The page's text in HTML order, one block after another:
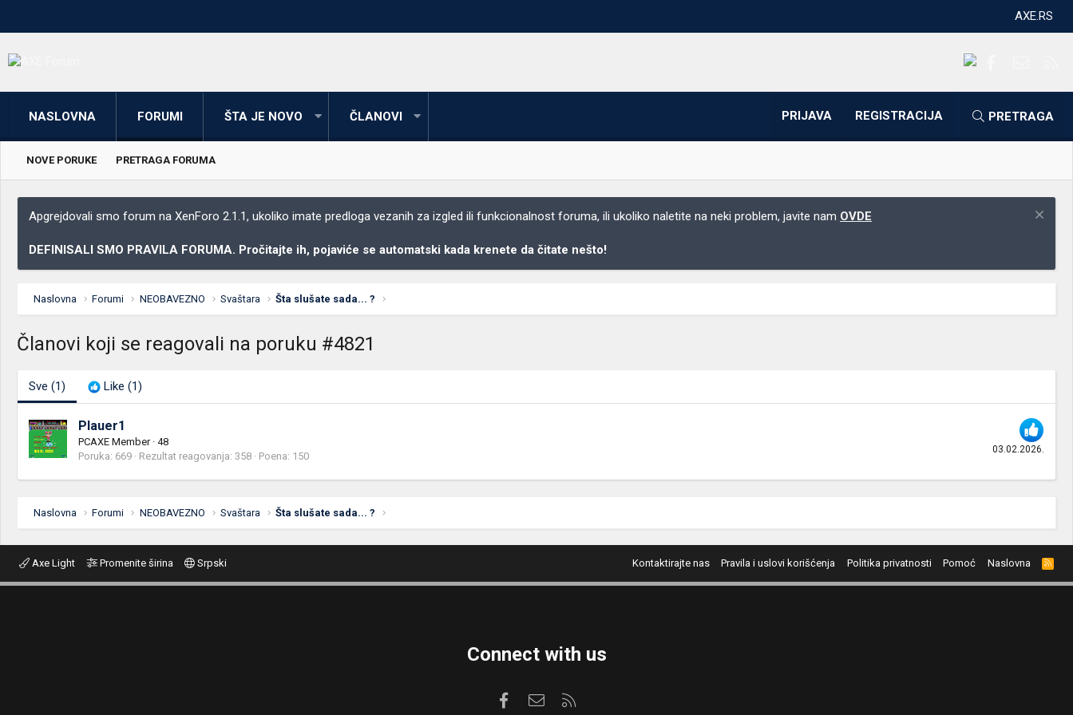
AXE.RS
NASLOVNA FORUMI ŠTA JE NOVO ČLANOVI PRIJAVA REGISTRACIJA PRETRAGA
NOVE PORUKE PRETRAGA FORUMA
Apgrejdovali smo forum na XenForo 2.1.1, ukoliko imate predloga vezanih za izgled ili funkcionalnost foruma, ili ukoliko naletite na neki problem, javite nam OVDE
DEFINISALI SMO PRAVILA FORUMA. Pročitajte ih, pojaviće se automatski kada krenete da čitate nešto!
Naslovna Forumi NEOBAVEZNO Svaštara Šta slušate sada... ?
Članovi koji se reagovali na poruku #4821
Sve (1) Like (1)
03.02.2026.
Plauer1
PCAXE Member · 48
Poruka 669 Rezultat reagovanja 358 Poena 150
Naslovna Forumi NEOBAVEZNO Svaštara Šta slušate sada... ?
Axe Light Promenite širina Srpski Kontaktirajte nas Pravila i uslovi korišćenja Politika privatnosti Pomoć Naslovna
R
S
S
Connect with us
FacebookKontaktirajte nas